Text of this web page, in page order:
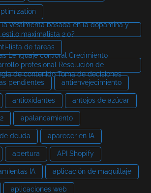
la vestimenta basada en la dopamina y
maximalista 2.0?
lista de tareas
Lenguaje corporal Crecimiento
profesional Resolución de
de contenido Toma de decisiones
pendientes
antienvejecimiento
antioxidantes antojos de azúcar
apalancamiento
deuda aparecer en IA
apertura API Shopify
IA aplicación de maquillaje
aplicaciones web